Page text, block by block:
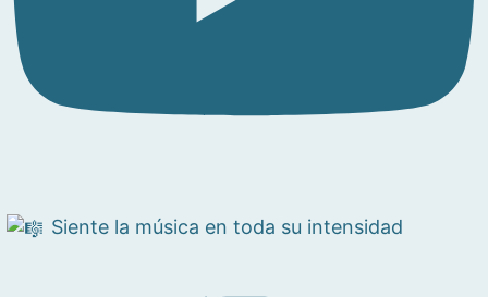
Siente la música en toda su intensidad